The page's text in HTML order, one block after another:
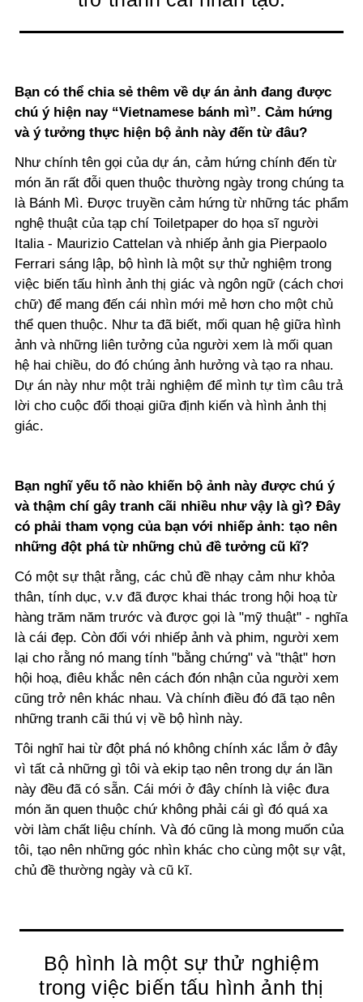
Bạn có thể chia sẻ thêm về dự án ảnh đang được
chú ý hiện nay “Vietnamese bánh mì”. Cảm hứng
và ý tưởng thực hiện bộ ảnh này đến từ đâu?
Như chính tên gọi của dự án, cảm hứng chính đến từ
món ăn rất đỗi quen thuộc thường ngày trong chúng ta
là Bánh Mì. Được truyền cảm hứng từ những tác phẩm
nghệ thuật của tạp chí Toiletpaper do họa sĩ người
Italia - Maurizio Cattelan và nhiếp ảnh gia Pierpaolo
Ferrari sáng lập, bộ hình là một sự thử nghiệm trong
việc biến tấu hình ảnh thị giác và ngôn ngữ (cách chơi
chữ) để mang đến cái nhìn mới mẻ hơn cho một chủ
thể quen thuộc. Như ta đã biết, mối quan hệ giữa hình
ảnh và những liên tưởng của người xem là mối quan
hệ hai chiều, do đó chúng ảnh hưởng và tạo ra nhau.
Dự án này như một trải nghiệm để mình tự tìm câu trả
lời cho cuộc đối thoại giữa định kiến và hình ảnh thị
giác.
Bạn nghĩ yếu tố nào khiến bộ ảnh này được chú ý
và thậm chí gây tranh cãi nhiều như vậy là gì? Đây
có phải tham vọng của bạn với nhiếp ảnh: tạo nên
những đột phá từ những chủ đề tưởng cũ kĩ?
Có một sự thật rằng, các chủ đề nhạy cảm như khỏa
thân, tính dục, v.v đã được khai thác trong hội hoạ từ
hàng trăm năm trước và được gọi là "mỹ thuật" - nghĩa
là cái đẹp. Còn đối với nhiếp ảnh và phim, người xem
lại cho rằng nó mang tính "bằng chứng" và "thật" hơn
hội hoạ, điêu khắc nên cách đón nhận của người xem
cũng trở nên khác nhau. Và chính điều đó đã tạo nên
những tranh cãi thú vị về bộ hình này.
Tôi nghĩ hai từ đột phá nó không chính xác lắm ở đây
vì tất cả những gì tôi và ekip tạo nên trong dự án lần
này đều đã có sẵn. Cái mới ở đây chính là việc đưa
món ăn quen thuộc chứ không phải cái gì đó quá xa
vời làm chất liệu chính. Và đó cũng là mong muốn của
tôi, tạo nên những góc nhìn khác cho cùng một sự vật,
chủ đề thường ngày và cũ kĩ.
Bộ hình là một sự thử nghiệm
trong việc biến tấu hình ảnh thị